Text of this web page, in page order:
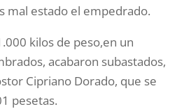
mal estado el empedrado.
kilos de peso,en un
acabaron subastados,
Cipriano Dorado, que se
pesetas.